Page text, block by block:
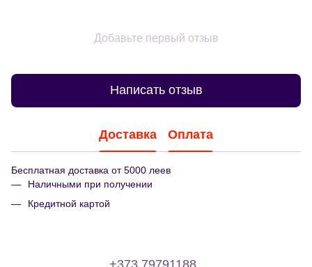
Добавьте первый отзыв
Написать отзыв
Доставка Оплата
Бесплатная доставка от 5000 леев
Наличными при получении
Кредитной картой
+373 79791188